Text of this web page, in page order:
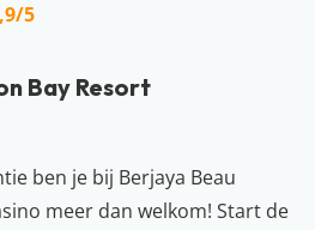
Bay Resort
ben je bij Berjaya Beau
meer dan welkom! Start de
5